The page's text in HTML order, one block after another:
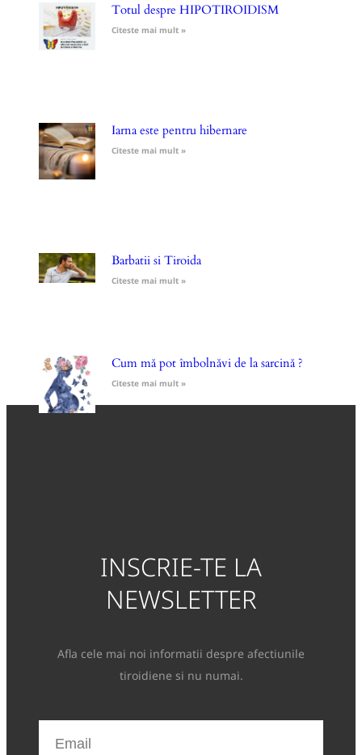
Totul despre HIPOTIROIDISM
Citeste mai mult »
Iarna este pentru hibernare
Citeste mai mult »
Barbatii si Tiroida
Citeste mai mult »
Cum mă pot îmbolnăvi de la sarcină ?
Citeste mai mult »
INSCRIE-TE LA
NEWSLETTER
Afla cele mai noi informatii despre afectiunile
tiroidiene si nu numai.